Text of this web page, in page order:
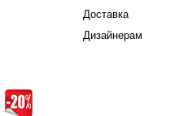
Доставка
Дизайнерам